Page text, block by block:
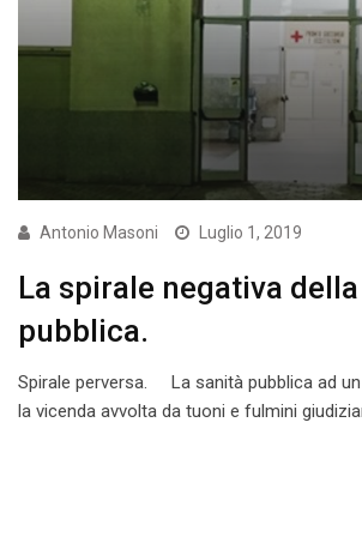
Antonio Masoni Luglio 1, 2019
La spirale negativa
pubblica.
Spirale perversa. La sanità pubblica ad un
la vicenda avvolta da tuoni e fulmini